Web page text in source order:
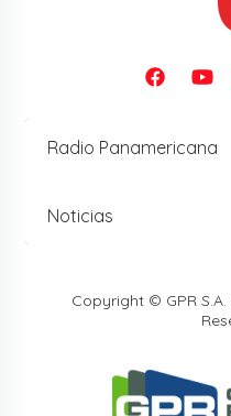
Radio Panamericana
Noticias
Copyright © GPR